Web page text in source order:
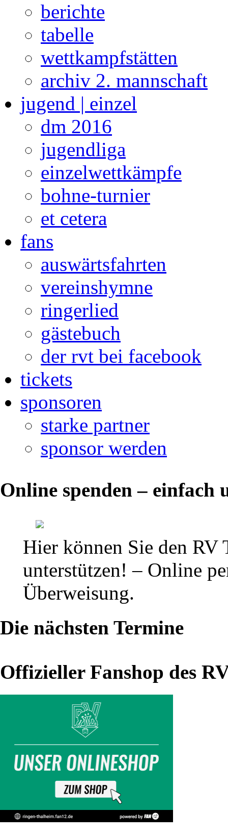
berichte
tabelle
wettkampfstätten
archiv 2. mannschaft
jugend | einzel
dm 2016
jugendliga
einzelwettkämpfe
bohne-turnier
et cetera
fans
auswärtsfahrten
vereinshymne
ringerlied
gästebuch
der rvt bei facebook
tickets
sponsoren
starke partner
sponsor werden
Online spenden – einfach
Hier können Sie den RV
unterstützen! – Online
Überweisung.
Die nächsten Termine
Offizieller Fanshop des
Weihnachtsfeier
Nachwuchses
Drebach
und
Thalheim
(18.12.24)
Vor
Weihnachten
die
Sterne
geguckt